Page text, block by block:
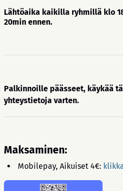
Lähtöaika kaikilla ryhmillä klo
20min ennen.
Palkinnoille päässeet, käykää
yhteystietoja varten.
Maksaminen:
Mobilepay, Aikuiset 4€: